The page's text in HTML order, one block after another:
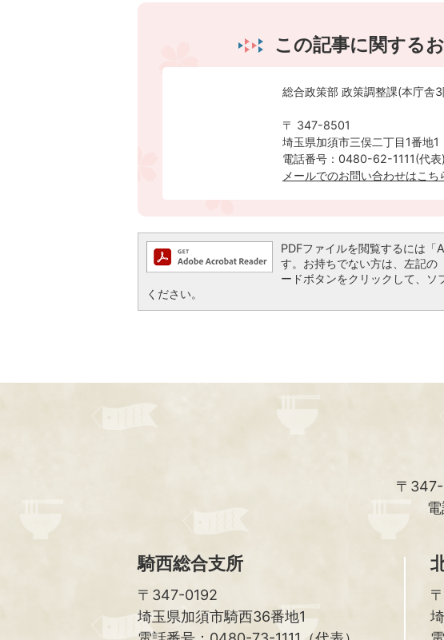
この記事に関する
総合政策部 政策調整課(本庁舎
〒 347-8501
埼玉県加須市三俣二丁目1番地1
電話番号：0480-62-1111(代
メールでのお問い合わせはこち
PDFファイルを閲覧するには
す。お持ちでない方は、左記
ードボタンをクリックして、ソ
ください。
〒
騎西総合支所
〒347-0192
埼玉県加須市騎西36番地1